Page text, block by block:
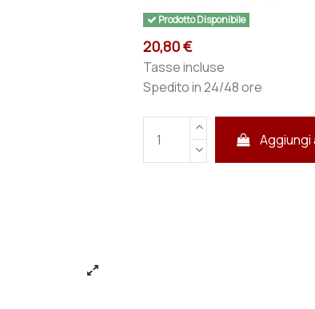
Prodotto Disponibile
20,80 €
Tasse incluse
Spedito in 24/48 ore
Aggiungi